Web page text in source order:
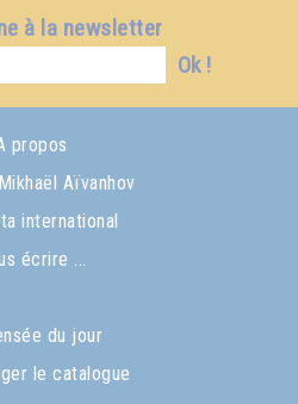
à la newsletter
Ok !
propos
Aïvanhov
international
écrire ...
du jour
le catalogue